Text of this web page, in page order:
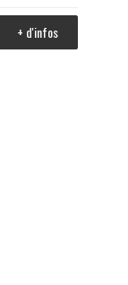
+ d'infos